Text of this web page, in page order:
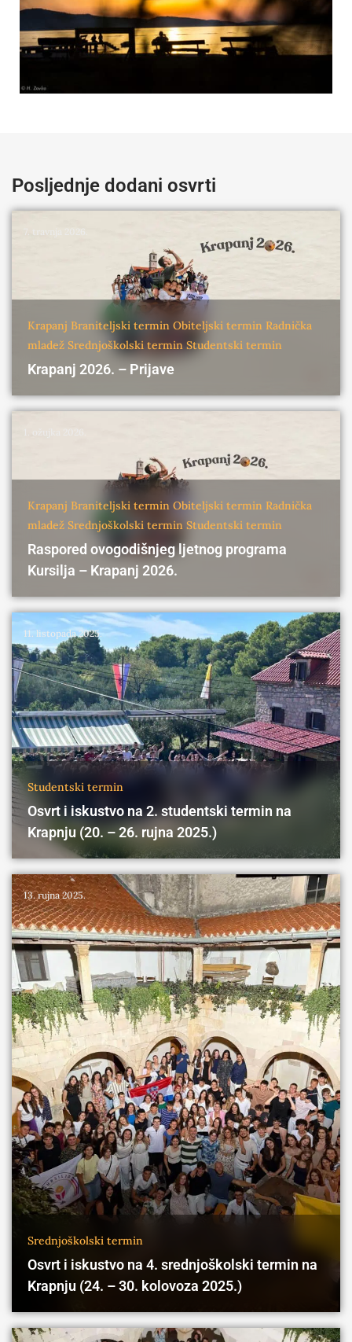
Posljednje dodani osvrti
7. travnja 2026.
Krapanj Braniteljski termin Obiteljski termin Radnička
mladež Srednjoškolski termin Studentski termin
Krapanj 2026. – Prijave
1. ožujka 2026.
Krapanj Braniteljski termin Obiteljski termin Radnička
mladež Srednjoškolski termin Studentski termin
Raspored ovogodišnjeg ljetnog programa
Kursilja – Krapanj 2026.
11. listopada 2025.
Studentski termin
Osvrt i iskustvo na 2. studentski termin na
Krapnju (20. – 26. rujna 2025.)
13. rujna 2025.
Srednjoškolski termin
Osvrt i iskustvo na 4. srednjoškolski termin na
Krapnju (24. – 30. kolovoza 2025.)